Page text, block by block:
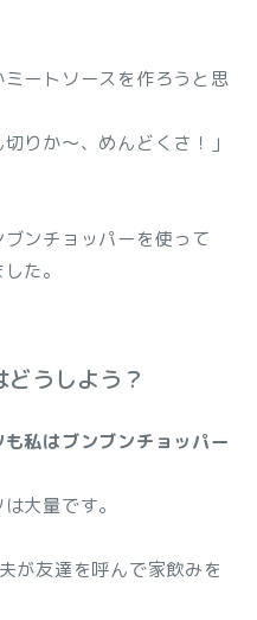
ートソースを作ろうと思
りか～、めんどくさ！」
ンチョッパーを使って
た。
うしよう？
も私はブンブンチョッパー
大量です。
が友達を呼んで家飲みを